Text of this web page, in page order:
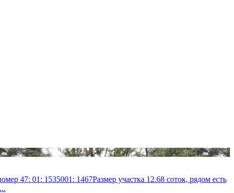
47: 01: 1535001: 1467Размер участка 12.68 соток, рядом есть